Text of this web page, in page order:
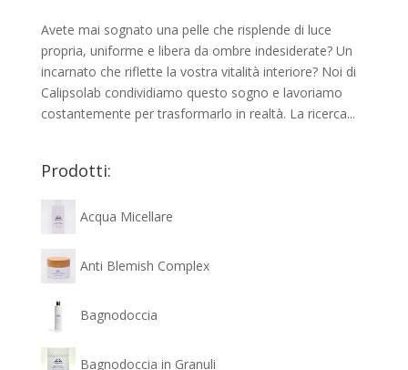
Avete mai sognato una pelle che risplende di luce
propria, uniforme e libera da ombre indesiderate? Un
incarnato che riflette la vostra vitalità interiore? Noi di
Calipsolab condividiamo questo sogno e lavoriamo
costantemente per trasformarlo in realtà. La ricerca...
Prodotti:
Acqua Micellare
Anti Blemish Complex
Bagnodoccia
Bagnodoccia in Granuli